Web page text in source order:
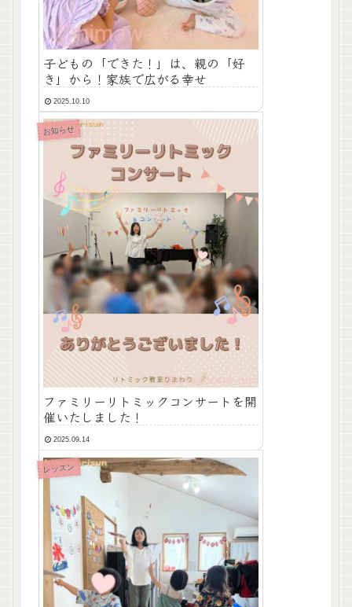
子どもの「できた！」は、親の「好
き」から！家族で広がる幸せ
2025.10.10
お知らせ
ファミリーリトミックコンサートを開
催いたしました！
2025.09.14
レッスン